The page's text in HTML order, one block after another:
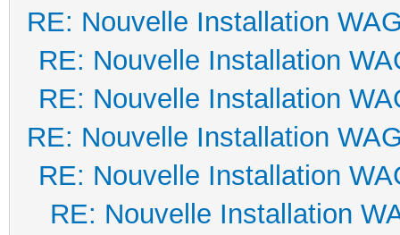
RE: Nouvelle Installation
RE: Nouvelle Installation
RE: Nouvelle Installation
RE: Nouvelle Installation
RE: Nouvelle Installation
RE: Nouvelle Installation